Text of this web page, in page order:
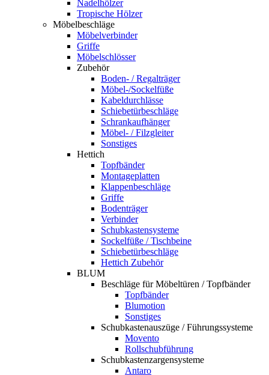
Nadelhölzer
Tropische Hölzer
Möbelbeschläge
Möbelverbinder
Griffe
Möbelschlösser
Zubehör
Boden- / Regalträger
Möbel-/Sockelfüße
Kabeldurchlässe
Schiebetürbeschläge
Schrankaufhänger
Möbel- / Filzgleiter
Sonstiges
Hettich
Topfbänder
Montageplatten
Klappenbeschläge
Griffe
Bodenträger
Verbinder
Schubkastensysteme
Sockelfüße / Tischbeine
Schiebetürbeschläge
Hettich Zubehör
BLUM
Beschläge für Möbeltüren / Topfbänder
Topfbänder
Blumotion
Sonstiges
Schubkastenauszüge / Führungssysteme
Movento
Rollschubführung
Schubkastenzargensysteme
Antaro